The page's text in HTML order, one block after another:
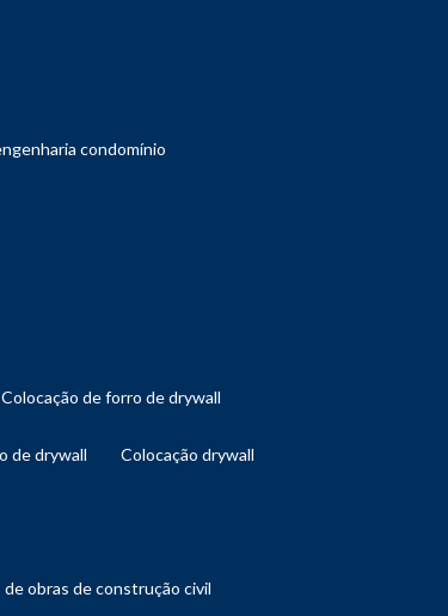
condomínio
colocação de forro de drywall
de drywall colocação drywall
de obras de construção civil